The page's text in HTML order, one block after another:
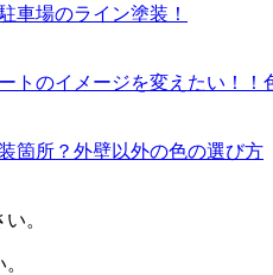
場のライン塗装！
のイメージを変えたい！！
箇所？外壁以外の色の選び方